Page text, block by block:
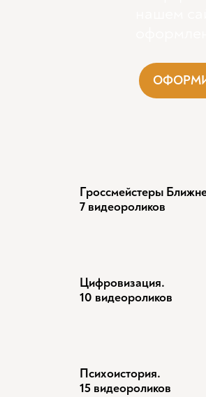
Гроссмейстеры
7 видеороликов
Цифровизация.
10 видеороликов
Психоистория.
15 видеороликов